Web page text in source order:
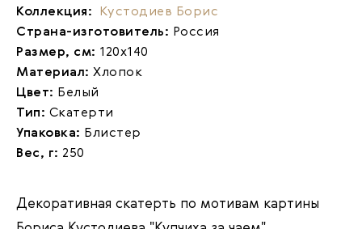
Коллекция: Кустодиев Борис
Страна-изготовитель: Россия
Размер, см: 120х140
Материал: Хлопок
Цвет: Белый
Тип: Скатерти
Упаковка: Блистер
Вес, г: 250
Декоративная скатерть по мотивам картины